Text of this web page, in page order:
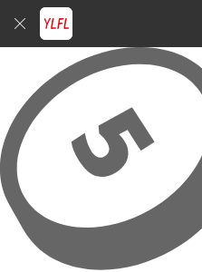
Overslaan naar hoofdinhoud